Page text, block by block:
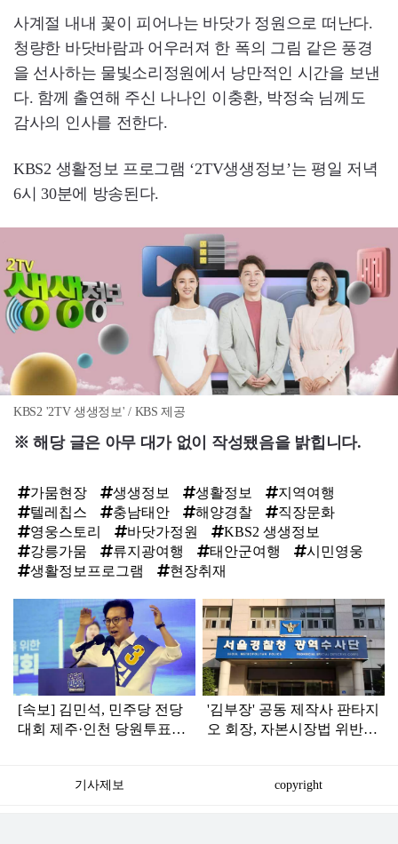
사계절 내내 꽃이 피어나는 바닷가 정원으로 떠난다.
청량한 바닷바람과 어우러져 한 폭의 그림 같은 풍경
을 선사하는 물빛소리정원에서 낭만적인 시간을 보낸
다. 함께 출연해 주신 나나인 이충환, 박정숙 님께도
감사의 인사를 전한다.
KBS2 생활정보 프로그램 ‘2TV생생정보’는 평일 저녁
6시 30분에 방송된다.
KBS2 '2TV 생생정보' / KBS 제공
※ 해당 글은 아무 대가 없이 작성됐음을 밝힙니다.
가뭄현장 생생정보 생활정보
지역여행
텔레칩스
충남태안 해양경찰
직장문화
영웅스토리
바닷가정원
KBS2 생생정보
강릉가뭄
류지광여행 태안군여행
시민영웅
생활정보프로그램
현장취재
인
[속보] 김민석, 민주당 전당
대회 제주·인천 당원투표서
'김부장' 공동 제작사 판타지
오 회장, 자본시장법 위반
기사제보 copyright